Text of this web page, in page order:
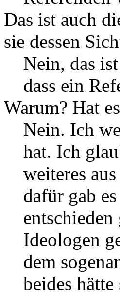
Das ist auch
sie dessen
Nein, das
dass ein
Warum? Hat
Nein. Ich
hat. Ich
weiteres
dafür gab
Ideologen
dem
beides